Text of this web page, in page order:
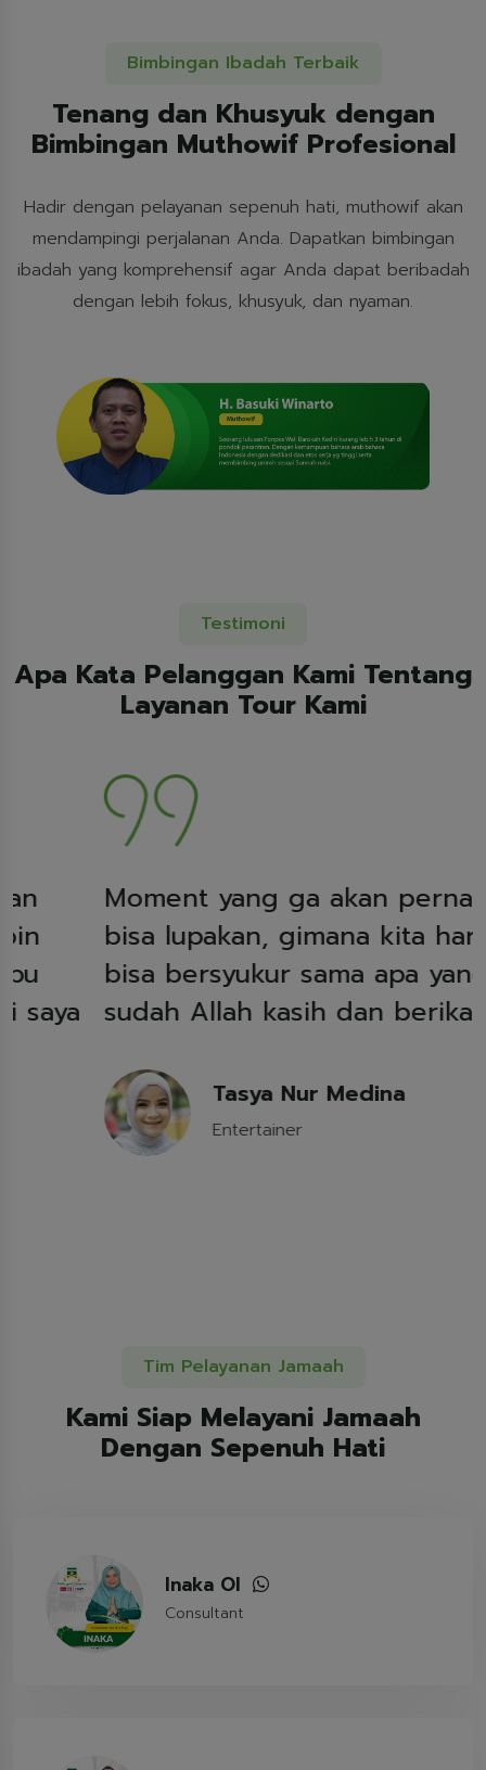
Bimbingan Ibadah Terbaik
Tenang dan Khusyuk dengan
Bimbingan Muthowif Profesional
Hadir dengan pelayanan sepenuh hati, muthowif akan
mendampingi perjalanan Anda. Dapatkan bimbingan
ibadah yang komprehensif agar Anda dapat beribadah
dengan lebih fokus, khusyuk, dan nyaman.
Testimoni
Apa Kata Pelanggan Kami Tentang
Layanan Tour Kami
Moment yang ga akan pernah saya
bisa lupakan, gimana kita harus
bisa bersyukur sama apa yang
sudah Allah kasih dan berikan...
Tasya Nur Medina
Entertainer
Tim Pelayanan Jamaah
Kami Siap Melayani Jamaah
Dengan Sepenuh Hati
Inaka OI
Consultant